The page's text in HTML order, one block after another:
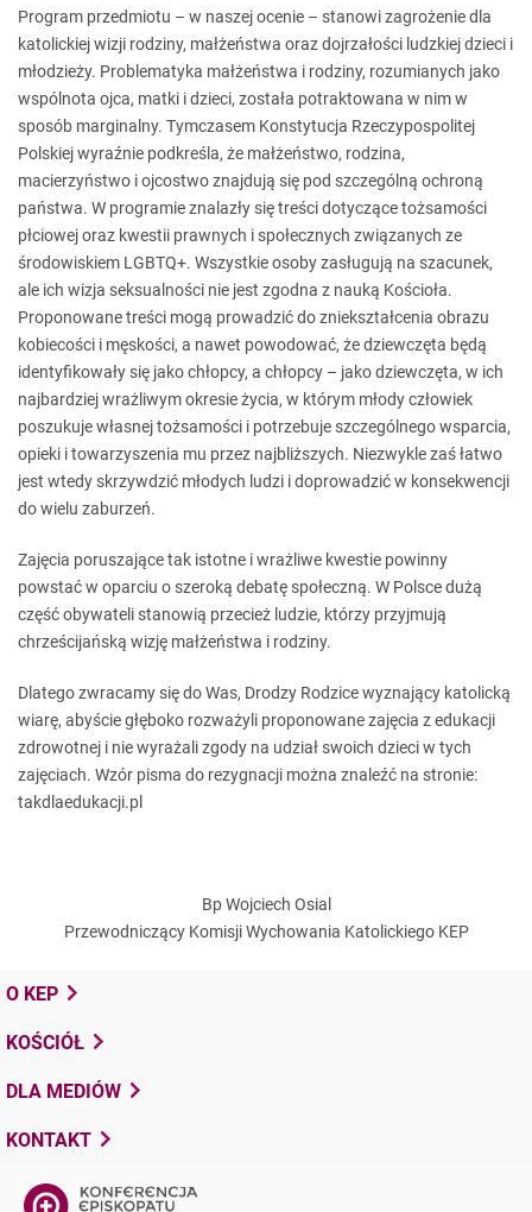
Program przedmiotu – w naszej ocenie – stanowi zagrożenie dla
katolickiej wizji rodziny, małżeństwa oraz dojrzałości ludzkiej dzieci i
młodzieży. Problematyka małżeństwa i rodziny, rozumianych jako
wspólnota ojca, matki i dzieci, została potraktowana w nim w
sposób marginalny. Tymczasem Konstytucja Rzeczypospolitej
Polskiej wyraźnie podkreśla, że małżeństwo, rodzina,
macierzyństwo i ojcostwo znajdują się pod szczególną ochroną
państwa. W programie znalazły się treści dotyczące tożsamości
płciowej oraz kwestii prawnych i społecznych związanych ze
środowiskiem LGBTQ+. Wszystkie osoby zasługują na szacunek,
ale ich wizja seksualności nie jest zgodna z nauką Kościoła.
Proponowane treści mogą prowadzić do zniekształcenia obrazu
kobiecości i męskości, a nawet powodować, że dziewczęta będą
identyfikowały się jako chłopcy, a chłopcy – jako dziewczęta, w ich
najbardziej wrażliwym okresie życia, w którym młody człowiek
poszukuje własnej tożsamości i potrzebuje szczególnego wsparcia,
opieki i towarzyszenia mu przez najbliższych. Niezwykle zaś łatwo
jest wtedy skrzywdzić młodych ludzi i doprowadzić w konsekwencji
do wielu zaburzeń.
Zajęcia poruszające tak istotne i wrażliwe kwestie powinny
powstać w oparciu o szeroką debatę społeczną. W Polsce dużą
część obywateli stanowią przecież ludzie, którzy przyjmują
chrześcijańską wizję małżeństwa i rodziny.
Dlatego zwracamy się do Was, Drodzy Rodzice wyznający katolicką
wiarę, abyście głęboko rozważyli proponowane zajęcia z edukacji
zdrowotnej i nie wyrażali zgody na udział swoich dzieci w tych
zajęciach. Wzór pisma do rezygnacji można znaleźć na stronie:
takdlaedukacji.pl
Bp Wojciech Osial
Przewodniczący Komisji Wychowania Katolickiego KEP
O KEP
KOŚCIÓŁ
DLA MEDIÓW
KONTAKT